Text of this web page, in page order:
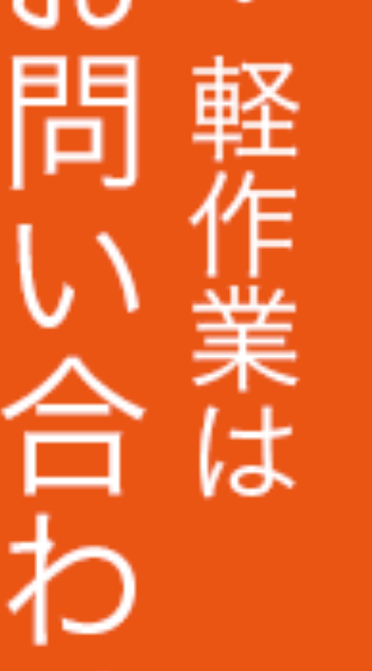
AuB株式会社様
株式会社パトライト様
株式会社二木ゴルフ様
野村不動産パートナーズ株式会社様
株式会社KANKO
株式会社ケンコーエクスプレス様
UAゼンセン労働組合様